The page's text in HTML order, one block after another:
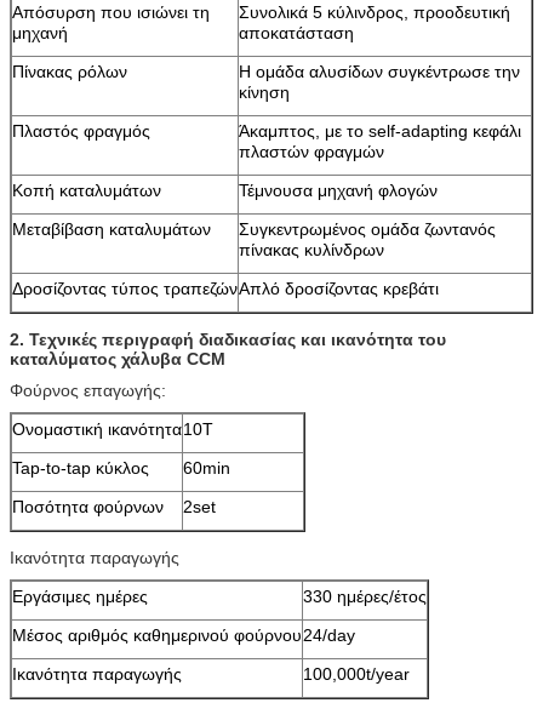
Απόσυρση που ισιώνει τη
μηχανή
Συνολικά 5 κύλινδρος, προοδευτική
αποκατάσταση
Πίνακας ρόλων
Η ομάδα αλυσίδων συγκέντρωσε την
κίνηση
Πλαστός φραγμός
Άκαμπτος, με το self-adapting κεφάλι
πλαστών φραγμών
Κοπή καταλυμάτων
Τέμνουσα μηχανή φλογών
Μεταβίβαση καταλυμάτων
Συγκεντρωμένος ομάδα ζωντανός
πίνακας κυλίνδρων
Δροσίζοντας τύπος τραπεζώνΑπλό δροσίζοντας κρεβάτι
2. Τεχνικές περιγραφή διαδικασίας και ικανότητα του
καταλύματος χάλυβα CCM
Φούρνος επαγωγής:
Ονομαστική ικανότητα10T
Tap-to-tap κύκλος
60min
Ποσότητα φούρνων
2set
Ικανότητα παραγωγής
Εργάσιμες ημέρες
330 ημέρες/έτος
Μέσος αριθμός καθημερινού φούρνου24/day
Ικανότητα παραγωγής
100,000t/year